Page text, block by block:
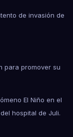
de invasión de
para promover su
El Niño en el
hospital de Juli.